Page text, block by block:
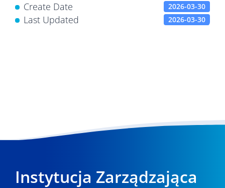
Create Date 2026-03-30
Last Updated 2026-03-30
Instytucja Zarządzająca